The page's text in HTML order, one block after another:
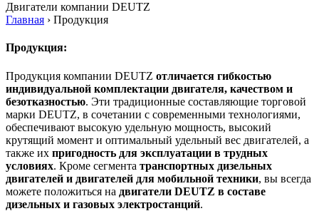
Двигатели компании DEUTZ
Главная › Продукция
Продукция:
Продукция компании DEUTZ отличается гибкостью
индивидуальной комплектации двигателя, качеством и
безотказностью. Эти традиционные составляющие торговой
марки DEUTZ, в сочетании с современными технологиями,
обеспечивают высокую удельную мощность, высокий
крутящий момент и оптимальный удельный вес двигателей, а
также их пригодность для эксплуатации в трудных
условиях. Кроме сегмента транспортных дизельных
двигателей и двигателей для мобильной техники, вы всегда
можете положиться на двигатели DEUTZ в составе
дизельных и газовых электростанций.